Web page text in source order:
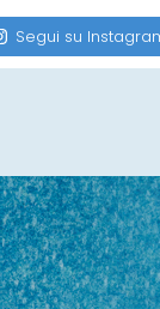
Segui su